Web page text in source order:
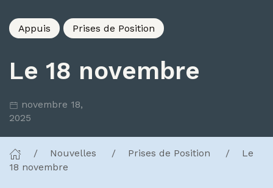
Appuis Prises de Position
Le 18 novembre
novembre 18,
2025
Nouvelles Prises de Position
Le
18 novembre